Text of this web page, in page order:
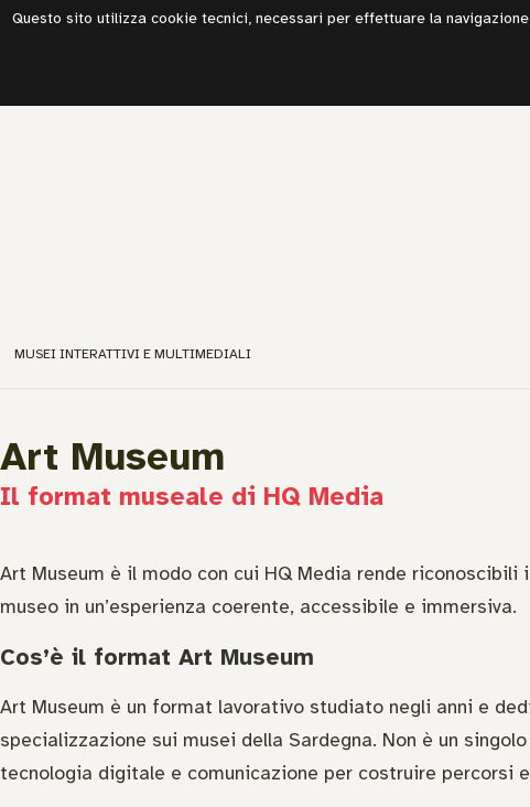
MUSEI INTERATTIVI E MULTIMEDIALI
Art Museum
Il format museale di HQ Media
Art Museum è il modo con cui HQ Media rende
museo in un’esperienza coerente, accessibile e immersiva. ​
Cos’è il format Art Museum
Art Museum è un format lavorativo studiato negli anni e
specializzazione sui musei della Sardegna. Non è un
tecnologia digitale e comunicazione per costruire percorsi
Questo sito utilizza cookie tecnici, necessari per effettuare la